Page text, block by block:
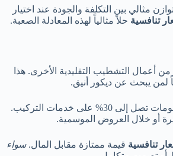
مثالي بين التكلفة والجودة عند اختيار
تنافسية حلاً مثالياً لهذه المعادلة الصعبة.
أعمال التشطيب التقليدية الأخرى. هذا
لمن يبحث عن ديكور أنيق.
يمكنك الحصول على خصومات تصل إلى 30% على خدمات التركيب.
أو خلال العروض الموسمية.
تنافسية قيمة ممتازة مقابل المال.سواء